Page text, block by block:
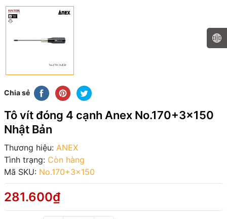
Chia sẻ
Tô vít đóng 4 cạnh Anex No.170+3x150
Nhật Bản
Thương hiệu: ANEX
Tình trạng: Còn hàng
Mã SKU: No.170+3x150
281.600₫